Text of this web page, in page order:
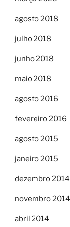
agosto 2018
julho 2018
junho 2018
maio 2018
agosto 2016
fevereiro 2016
agosto 2015
janeiro 2015
dezembro 2014
novembro 2014
abril 2014